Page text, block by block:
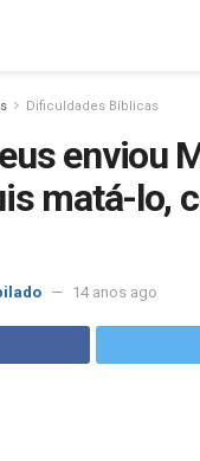
Dificuldades Bíblicas
enviou
matá-lo,
14 anos ago